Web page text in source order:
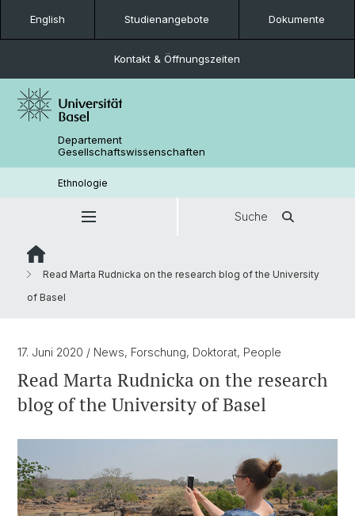
English Studienangebote Dokumente
Kontakt & Öffnungszeiten
Departement
Gesellschaftswissenschaften
Ethnologie
Suche
Read Marta Rudnicka on the research blog of the University
of Basel
17. Juni 2020 / News, Forschung, Doktorat, People
Read Marta Rudnicka on the research
blog of the University of Basel